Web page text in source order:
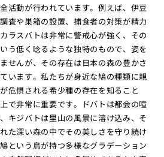
活動が行われています。例えば、伊豆
査や巣箱の設置、捕食者の対策が精力
ラスバトは非常に警戒心が強く、その
う低く唸るような独特のもので、姿を
せんが、その存在は日本の森の豊かさ
います。私たちが身近な鳩の種類に親
危惧される希少種の存在を知ること
で非常に重要です。ドバトは都会の喧
キジバトは里山の風景に溶け込み、そ
た深い森の中でその美しさを守り続け
という鳥が持つ多様なグラデーション